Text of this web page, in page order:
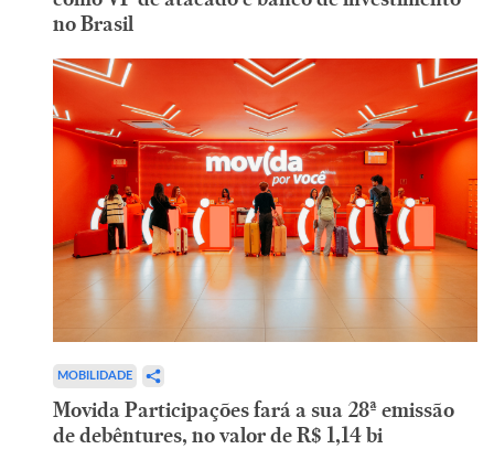
no Brasil
MOBILIDADE
Movida Participações fará a sua 28ª emissão
de debêntures, no valor de R$ 1,14 bi